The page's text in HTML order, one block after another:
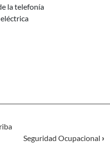
la telefonía
Seguridad Ocupacional ›